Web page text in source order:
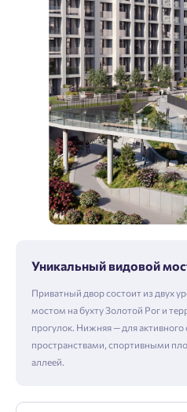
Уникальный видовой
Приватный двор состоит из двух
мостом на бухту Золотой Рог и
прогулок. Нижняя — для активного
пространствами, спортивными
аллеей.